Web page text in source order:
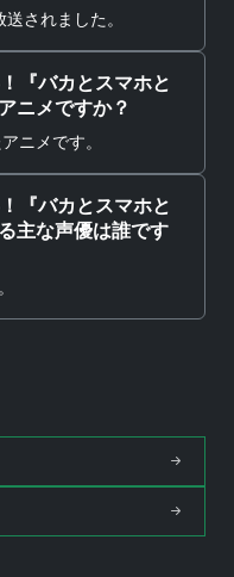
されました。
『バカとスマホと
ニメですか？
ニメです。
『バカとスマホと
主な声優は誰です